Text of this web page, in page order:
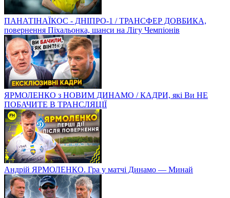
ПАНАТІНАЇКОС - ДНІПРО-1 / ТРАНСФЕР ДОВБИКА,
повернення Піхальонка, шанси на Лігу Чемпіонів
ЯРМОЛЕНКО з НОВИМ ДИНАМО / КАДРИ, які Ви НЕ
ПОБАЧИТЕ В ТРАНСЛЯЦІЇ
Андрій ЯРМОЛЕНКО. Гра у матчі Динамо — Минай